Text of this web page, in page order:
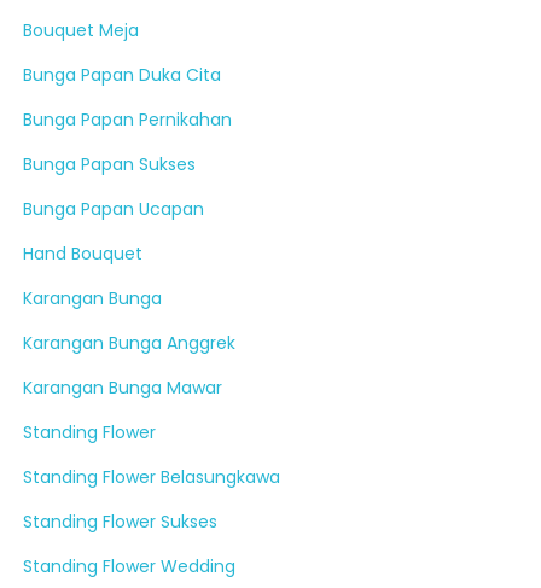
Bouquet Meja
Bunga Papan Duka Cita
Bunga Papan Pernikahan
Bunga Papan Sukses
Bunga Papan Ucapan
Hand Bouquet
Karangan Bunga
Karangan Bunga Anggrek
Karangan Bunga Mawar
Standing Flower
Standing Flower Belasungkawa
Standing Flower Sukses
Standing Flower Wedding